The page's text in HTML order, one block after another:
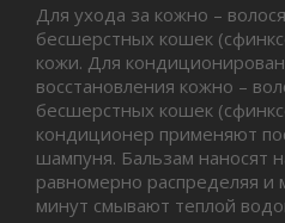
Для ухода за кожно –
бесшерстных кошек
кожи. Для
восстановления кожно –
бесшерстных кошек
кондиционер применяют
шампуня. Бальзам наносят
равномерно распределяя и
минут смывают теплой